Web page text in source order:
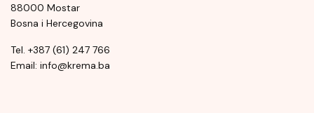
88000 Mostar
Bosna i Hercegovina
Tel. +387 (61) 247 766
Email: info@krema.ba